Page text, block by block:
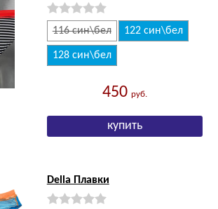
116 син\бел 122 син\бел
128 син\бел
450 руб.
Della Плавки